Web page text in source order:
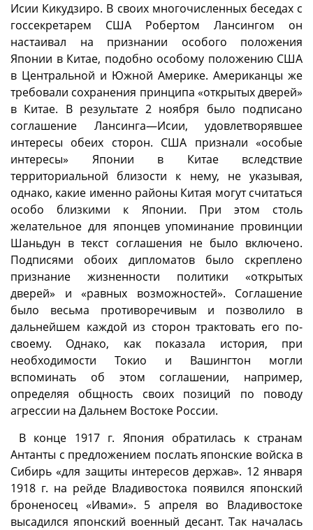
Исии Кикудзиро. В своих многочисленных беседах с
госсекретарем США Робертом Лансингом он
настаивал на признании особого положения
Японии в Китае, подобно особому положению США
в Центральной и Южной Америке. Американцы же
требовали сохранения принципа «открытых дверей»
в Китае. В результате 2 ноября было подписано
соглашение Лансинга—Исии, удовлетворявшее
интересы обеих сторон. США признали «особые
интересы» Японии в Китае вследствие
территориальной близости к нему, не указывая,
однако, какие именно районы Китая могут считаться
особо близкими к Японии. При этом столь
желательное для японцев упоминание провинции
Шаньдун в текст соглашения не было включено.
Подписями обоих дипломатов было скреплено
признание жизненности политики «открытых
дверей» и «равных возможностей». Соглашение
было весьма противоречивым и позволило в
дальнейшем каждой из сторон трактовать его по-
своему. Однако, как показала история, при
необходимости Токио и Вашингтон могли
вспоминать об этом соглашении, например,
определяя общность своих позиций по поводу
агрессии на Дальнем Востоке России.
В конце 1917 г. Япония обратилась к странам
Антанты с предложением послать японские войска в
Сибирь «для защиты интересов держав». 12 января
1918 г. на рейде Владивостока появился японский
броненосец «Ивами». 5 апреля во Владивостоке
высадился японский военный десант. Так началась